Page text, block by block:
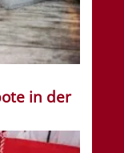
in der